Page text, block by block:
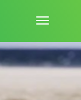
Bytt